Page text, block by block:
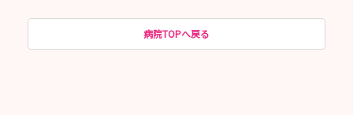
病院TOPへ戻る